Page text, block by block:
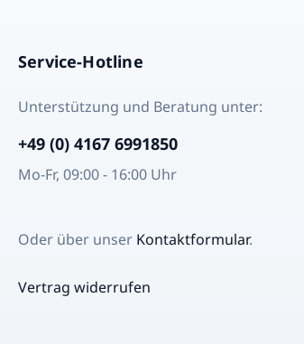
Service-Hotline
Unterstützung und Beratung unter:
+49 (0) 4167 6991850
Mo-Fr, 09:00 - 16:00 Uhr
Oder über unser Kontaktformular.
Vertrag widerrufen